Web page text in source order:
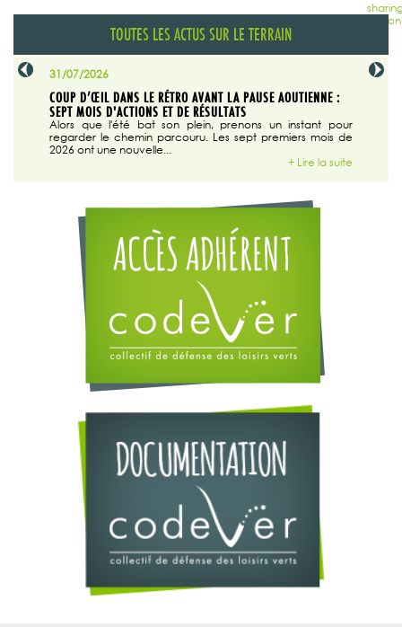
TOUTES LES ACTUS SUR LE TERRAIN
31/07/2026
COUP D’ŒIL DANS LE RÉTRO AVANT LA PAUSE AOUTIENNE :
SEPT MOIS D'ACTIONS ET DE RÉSULTATS
Alors que l'été bat son plein, prenons un instant pour
regarder le chemin parcouru. Les sept premiers mois de
2026 ont une nouvelle...
+ Lire la suite
29/07/